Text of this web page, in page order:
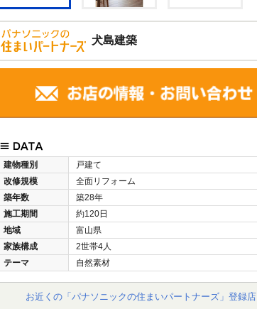
犬島建築
建物種別
戸建て
改修規模
全面リフォーム
築年数
築28年
施工期間
約120日
地域
富山県
家族構成
2世帯4人
テーマ
自然素材
お近くの「パナソニックの住まいパートナーズ」登録店